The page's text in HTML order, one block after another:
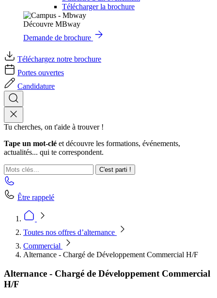
Télécharger la brochure
Découvre MBway
Demande de brochure
Téléchargez notre brochure
Portes ouvertes
Candidature
Tu cherches, on t'aide à trouver !
Tape un mot-clé et découvre les formations, événements,
actualités... qui te correspondent.
C'est parti !
Être rappelé
Toutes nos offres d’alternance
Commercial
Alternance - Chargé de Développement Commercial H/F
Alternance - Chargé de Développement Commercial
H/F